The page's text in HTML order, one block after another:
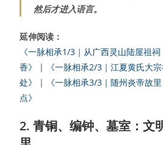
然后才进入语言。
延伸阅读：
《一脉相承1/3｜从广西灵山陆屋祖
香》
|
《一脉相承2/3｜江夏黄氏大
处》
|
《一脉相承3/3｜随州炎帝故
点》
2. 青铜、编钟、墓室：文